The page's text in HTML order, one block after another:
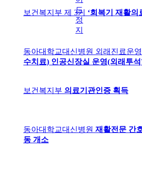
보건복지부 제 3기 ‘회복기 재활의
동아대학교대신병원 외래진료운영
수치료) 인공신장실 운영(외래투
보건복지부 의료기관인증 획득
동아대학교대신병원 재활전문 간
동 개소
드
정
지